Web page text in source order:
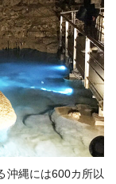
沖縄には600カ所以